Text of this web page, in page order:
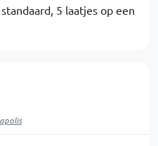
5 laatjes op een